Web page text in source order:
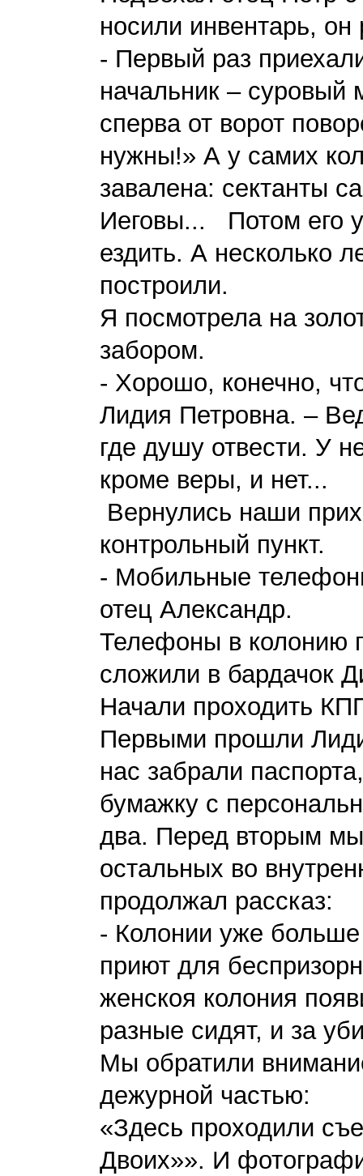
носили инвентарь, он
- Первый раз
начальник – суровый
сперва от ворот
нужны!» А у самих
завалена: сектанты
Иеговы... Потом его
ездить. А несколько
построили.
Я посмотрела на
забором.
- Хорошо, конечно,
Лидия Петровна. –
где душу отвести. У
кроме веры, и нет...
Вернулись наши
контрольный пункт.
- Мобильные
отец Александр.
Телефоны в колонию
сложили в бардачок
Начали проходить
Первыми прошли
нас забрали
бумажку с
два. Перед вторым
остальных во
продолжал рассказ:
- Колонии уже больше
приют для
женскоя колония
разные сидят, и за
Мы обратили
дежурной частью:
«Здесь проходили
Двоих»». И